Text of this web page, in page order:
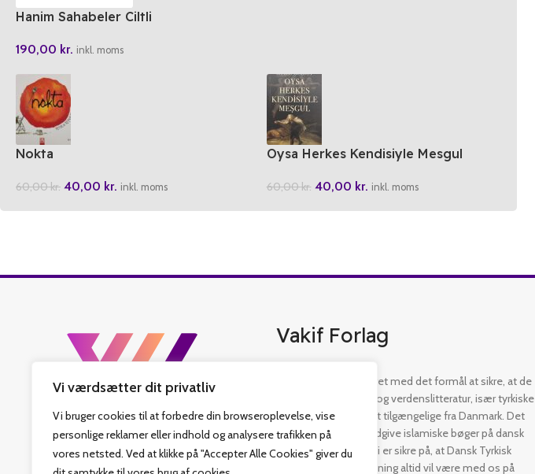
Vi værdsætter dit privatliv
Vi bruger cookies til at forbedre din browseroplevelse, vise
personlige reklamer eller indhold og analysere trafikken på
vores netsted. Ved at klikke på "Accepter Alle Cookies" giver du
Hanim Sahabeler Ciltli
190,00 kr. inkl. moms
Nokta
60,00kr. 40,00 kr. inkl. moms
Oysa Herkes Kendisiyle Mesgul
60,00kr. 40,00 kr. inkl. moms
Vakif Forlag
Vakif Forlag er etableret med det formål at sikre, at de
bedste tyrkisk bøger og verdenslitteratur, især tyrkiske
islamiske bøger, er let tilgængelige fra Danmark. Det
har også fastlagt at udgive islamiske bøger på dansk
som sit hovedmål. Vi er sikre på, at Dansk Tyrkisk
Religiøs Fonds vejledning altid vil være med os på